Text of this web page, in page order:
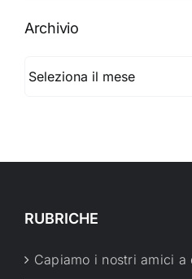
Archivio
RUBRICHE
Capiamo i nostri amici a